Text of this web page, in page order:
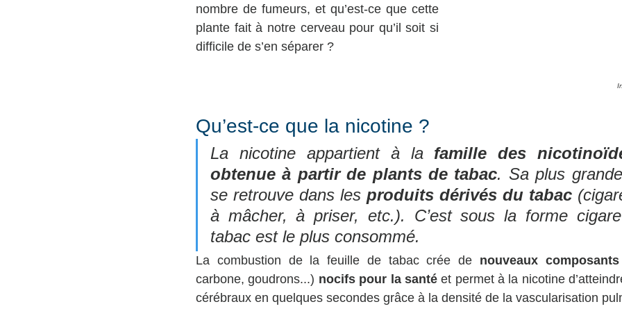
nombre de fumeurs, et qu’est-ce que cette
plante fait à notre cerveau pour qu’il soit si
difficile de s’en séparer ?
Qu’est-ce que la nicotine ?
La nicotine appartient à la famille des
obtenue à partir de plants de tabac. Sa plus
se retrouve dans les produits dérivés du tabac
à mâcher, à priser, etc.). C’est sous la forme
tabac est le plus consommé.
La combustion de la feuille de tabac crée de nouveaux composants
carbone, goudrons...) nocifs pour la santé et permet à la nicotine
cérébraux en quelques secondes grâce à la densité de la vascularisation